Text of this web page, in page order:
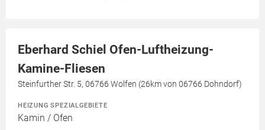
Eberhard Schiel Ofen-Luftheizung-
Kamine-Fliesen
Steinfurther Str. 5, 06766 Wolfen (26km von 06766 Dohndorf)
HEIZUNG SPEZIALGEBIETE
Kamin / Ofen